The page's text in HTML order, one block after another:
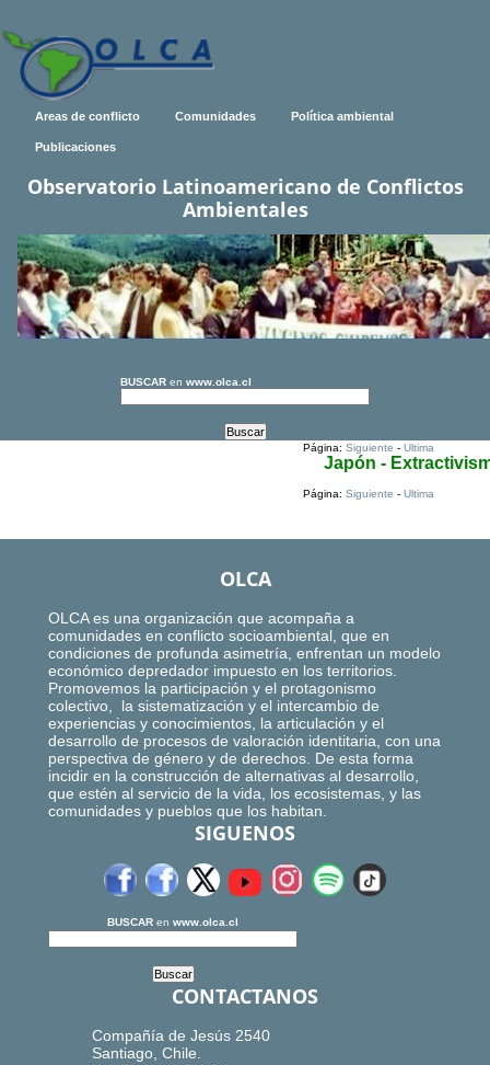
Areas de conflicto Comunidades Política ambiental
Publicaciones
Observatorio Latinoamericano de Conflictos
Ambientales
BUSCAR en www.olca.cl
Página:Siguiente -Ultima
Japón -
Página:Siguiente -Ultima
OLCA
OLCA es una organización que acompaña a
comunidades en conflicto socioambiental, que en
condiciones de profunda asimetría, enfrentan un modelo
económico depredador impuesto en los territorios.
Promovemos la participación y el protagonismo
colectivo, la sistematización y el intercambio de
experiencias y conocimientos, la articulación y el
desarrollo de procesos de valoración identitaria, con una
perspectiva de género y de derechos. De esta forma
incidir en la construcción de alternativas al desarrollo,
que estén al servicio de la vida, los ecosistemas, y las
comunidades y pueblos que los habitan.
SIGUENOS
BUSCAR en www.olca.cl
CONTACTANOS
Compañía de Jesús 2540
Santiago, Chile.